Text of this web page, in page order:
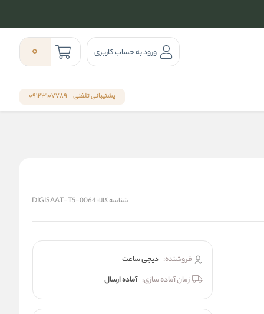
ورود به حساب کاربری 0
پشتیبانی تلفنی 09123107789
شناسه کالا:DIGISAAT-T5-0064
فروشنده: دیجی ساعت
زمان آماده سازی: آماده ارسال